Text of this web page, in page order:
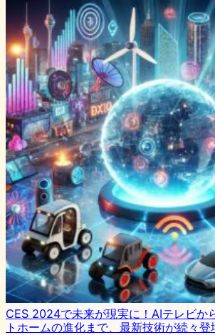
CES 2024で未来が現実に！AIテレビか
トホームの進化まで、最新技術が続々登